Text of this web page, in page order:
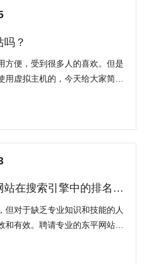
？
方便，受到很多人的喜欢。但是
用虚拟主机的，今天给大家简单
在搜索引擎中的排名和
但对于缺乏专业知识和技能的人
有效。聘请专业的东平网站优